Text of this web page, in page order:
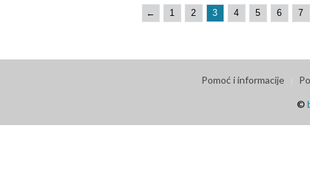
← 1 2 3 4 5 6 7
Pomoć i informacije
©